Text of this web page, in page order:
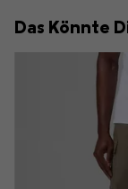
Das Könnte